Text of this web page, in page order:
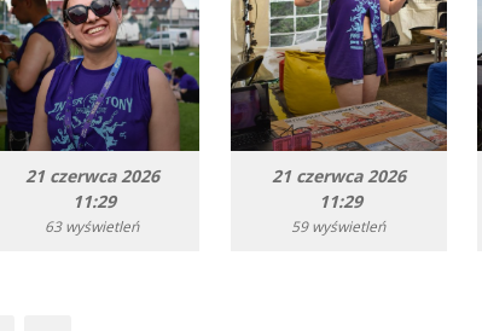
21 czerwca 2026
11:29
63 wyświetleń
21 czerwca 2026
11:29
59 wyświetleń